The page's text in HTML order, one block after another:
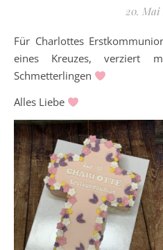
20. Mai
Für Charlottes Erstkommunion gab’s eine Torte in Form
eines Kreuzes, verziert
Schmetterlingen
Alles Liebe